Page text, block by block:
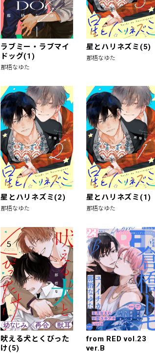
ラブミー・ラブマイ
ドッグ(1)
那梧なゆた
星とハリネズミ(5)
那梧なゆた
星とハリネズミ(2)
那梧なゆた
星とハリネズミ(1)
那梧なゆた
吠える犬とくびった
け(5)
from RED vol.23
ver.B